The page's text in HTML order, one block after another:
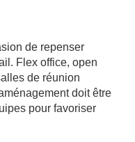
de repenser
Flex office, open
de réunion
doit être
pour favoriser